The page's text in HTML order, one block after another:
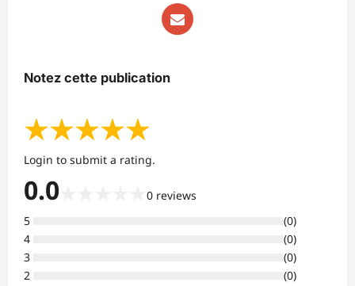
Notez cette publication
★★★★★
Login to submit a rating.
0.0 0 reviews
5
(0)
4
(0)
3
(0)
2
(0)